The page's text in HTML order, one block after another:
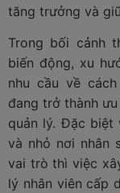
tăng trưởng và
Trong bối cảnh
biến động, xu
nhu cầu về
đang trở thành
quản lý. Đặc biệt
và nhỏ nơi nhân
vai trò thì việc
lý nhân viên cấp